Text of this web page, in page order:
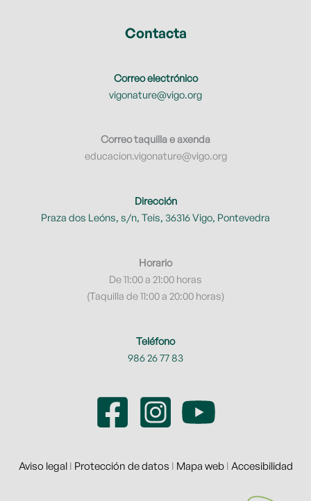
Contacta
Correo electrónico
vigonature@vigo.org
Correo taquilla e axenda
educacion.vigonature@vigo.org
Dirección
Praza dos Leóns, s/n, Teis, 36316 Vigo, Pontevedra
Horario
De 11:00 a 21:00 horas
(Taquilla de 11:00 a 20:00 horas)
Teléfono
986 26 77 83
Aviso legal I Protección de datos I Mapa webI Accesibilidad